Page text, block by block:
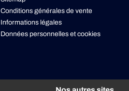
Conditions générales de vente
Informations légales
Données personnelles etcookies